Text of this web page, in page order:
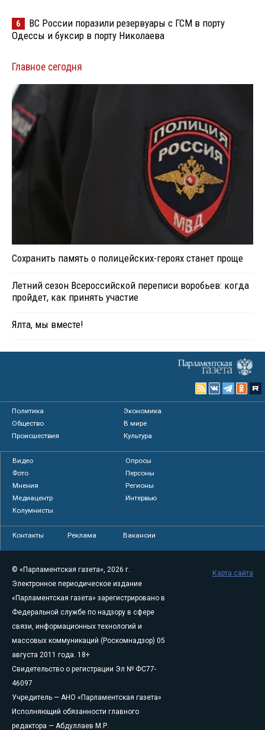
6
ВС России поразили резервуары с ГСМ в порту
Одессы и буксир в порту Николаева
Главное сегодня
Сохранить память о полицейских-героях станет проще
Летний сезон Всероссийской переписи воробьев: когда
пройдет, как принять участие
Ялта, мы вместе!
Политика
Экономика
Общество
В мире
Происшествия
Культура
Видео
Опросы
Фото
Персоны
Мнения
Регионы
Медиацентр
Интервью
Колумнисты
Контакты Реклама Вакансии
© «Парламентская газета», 2026 г.
Электронное периодическое издание
«Парламентская газета» зарегистрировано в
Федеральной службе по надзору в сфере
связи, информационных технологий и
массовых коммуникаций (Роскомнадзор) 05
августа 2011 года. 18+
Свидетельство о регистрации Эл № ФС77-
46097
Учредитель — АНО «Парламентская газета»
Исполняющий обязанности главного
редактора — Абдуллаев М.Р.
Карта сайта